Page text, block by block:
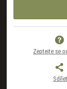
Zeptejte se
Sdílet